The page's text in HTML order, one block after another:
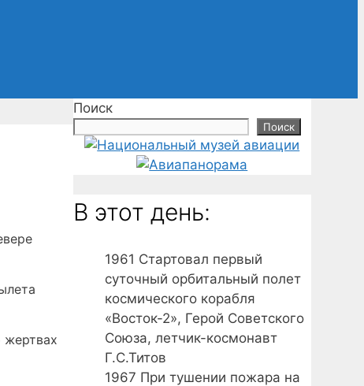
жертвах
Поиск
Поиск
В этот день:
1961 Стартовал первый
суточный орбитальный полет
космического корабля
«Восток-2», Герой Советского
Союза, летчик-космонавт
Г.С.Титов
1967 При тушении пожара на